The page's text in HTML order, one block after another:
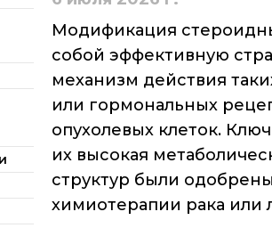
Совет РАН
органической
(ИИ)
Модификация
собой эффективную
механизм действия
или гормональных
опухолевых клеток.
их высокая
структур были
химиотерапии рака или